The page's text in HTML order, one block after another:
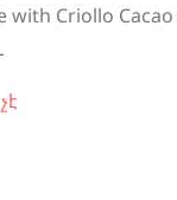
with Criollo